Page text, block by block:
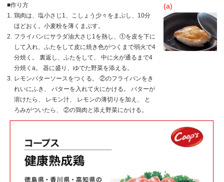
■作り方
1. 鶏肉は、塩小さじ1、こしょう少々をまぶし、10分
ほどおく。小麦粉を薄くまぶす。
2. フライパンにサラダ油大さじ1を熱し、①を皮を下に
して入れ、ふたをして皮に焼き色がつくまで弱火で4
分焼く。 裏返し、ふたをして、 中に火が通るまで4
分焼くa。 器に盛り、ゆでた野菜を添える。
3. レモンバターソースをつくる。 ②のフライパンをき
れいにふき、 バターを入れて火にかける。 バターが
溶けたら、 レモン汁、 レモンの薄切りを加え、 と
ろみがついたら、 ②の鶏肉と添え野菜にかける。
(a)